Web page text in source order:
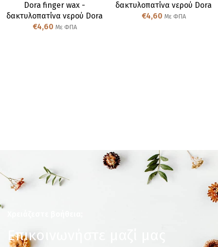
Dora finger wax -
δακτυλοπατίνα νερού Dora
€4,60 Με ΦΠΑ
δακτυλοπατίνα νερού Dora
€4,60 Με ΦΠΑ
Επικοινωνήστε μαζί μας